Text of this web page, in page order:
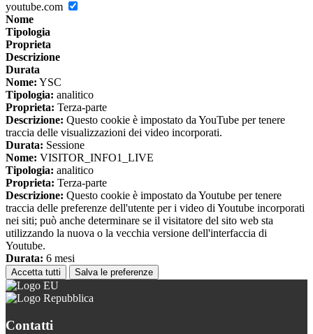
youtube.com
Nome
Tipologia
Proprieta
Descrizione
Durata
Nome: YSC
Tipologia: analitico
Proprieta: Terza-parte
Descrizione: Questo cookie è impostato da YouTube per tenere
traccia delle visualizzazioni dei video incorporati.
Durata: Sessione
Nome: VISITOR_INFO1_LIVE
Tipologia: analitico
Proprieta: Terza-parte
Descrizione: Questo cookie è impostato da Youtube per tenere
traccia delle preferenze dell'utente per i video di Youtube incorporati
nei siti; può anche determinare se il visitatore del sito web sta
utilizzando la nuova o la vecchia versione dell'interfaccia di
Youtube.
Durata: 6 mesi
Accetta tutti Salva le preferenze
Contatti